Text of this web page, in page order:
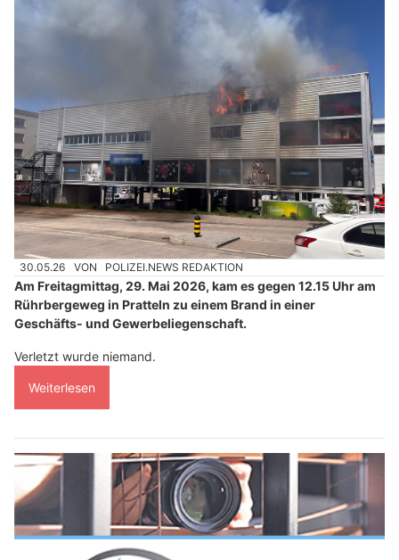
30.05.26 VON POLIZEI.NEWS REDAKTION
Am Freitagmittag, 29. Mai 2026, kam es gegen 12.15 Uhr am
Rührbergeweg in Pratteln zu einem Brand in einer
Geschäfts- und Gewerbeliegenschaft.
Verletzt wurde niemand.
Weiterlesen